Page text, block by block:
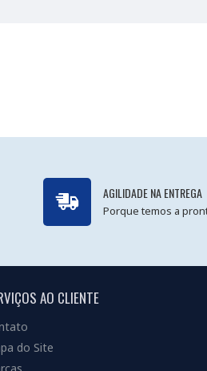
AGILIDADE NA ENTREGA
Porque temos a
AO CLIENTE
do Site